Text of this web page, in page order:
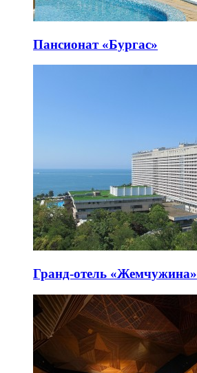
Пансионат «Бургас»
Гранд-отель «Жемчужина»